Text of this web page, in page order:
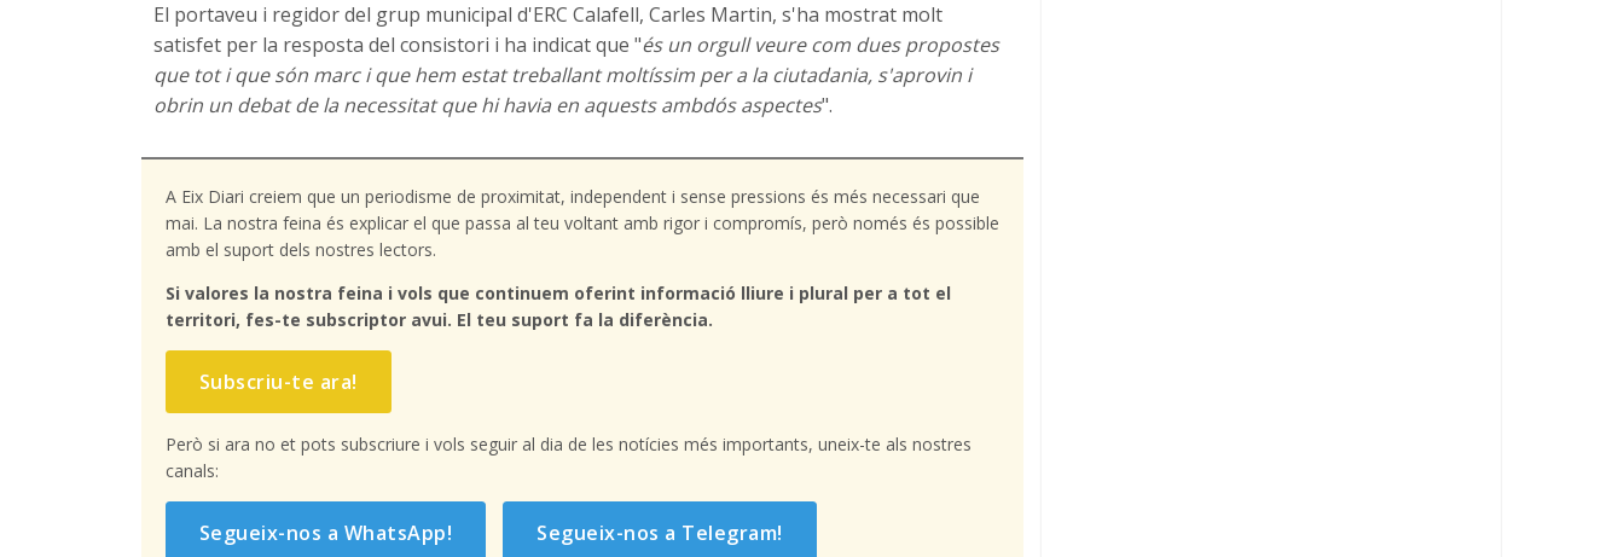
El portaveu i regidor del grup municipal d'ERC Calafell, Carles Martin, s'ha mostrat molt
satisfet per la resposta del consistori i ha indicat que "és un orgull veure com dues propostes
que tot i que són marc i que hem estat treballant moltíssim per a la ciutadania, s'aprovin i
obrin un debat de la necessitat que hi havia en aquests ambdós aspectes".
A Eix Diari creiem que un periodisme de proximitat, independent i sense pressions és més necessari que
mai. La nostra feina és explicar el que passa al teu voltant amb rigor i compromís, però només és possible
amb el suport dels nostres lectors.
Si valores la nostra feina i vols que continuem oferint informació lliure i plural per a tot el
territori, fes-te subscriptor avui. El teu suport fa la diferència.
Subscriu-te ara!
Però si ara no et pots subscriure i vols seguir al dia de les notícies més importants, uneix-te als nostres
canals:
Segueix-nos a WhatsApp! Segueix-nos a Telegram!